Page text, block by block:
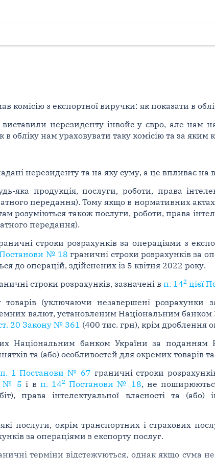
комісію з експортної виручки: як показати в
нерезиденту інвойс у євро, але нам
обліку нам ураховувати таку комісію та за яким
нерезиденту та на яку суму, а це впливає
яка продукція, послуги, роботи, права
передання). Тому якщо в нормативних
розуміються також послуги, роботи, права
передання).
строки розрахунків за операціями з
№ 18 граничні строки розрахунків за
до операцій, здійснених із 5 квітня 2022 року.
строки розрахунків, зазначені в п. 142цієї
(уключаючи незавершені розрахунки
валют, установленим Національним банком
20 Закону № 361 (400 тис. грн), крім дроблення
Національним банком України за поданням
та (або) особливостей для окремих товарів
1 Постанови № 67 граничні строки
№ 5 і в п. 142Постанови № 18, не
права інтелектуальної власності та
послуги, окрім транспортних і страхових
за операціями з експорту послуг.
терміни відстежуються, однак якщо сума